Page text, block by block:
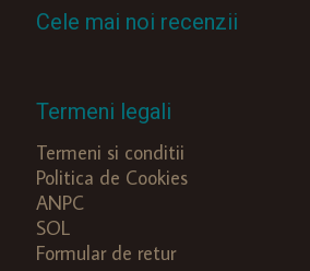
Cele mai noi recenzii
Termeni legali
Termeni si conditii
Politica de Cookies
ANPC
SOL
Formular de retur